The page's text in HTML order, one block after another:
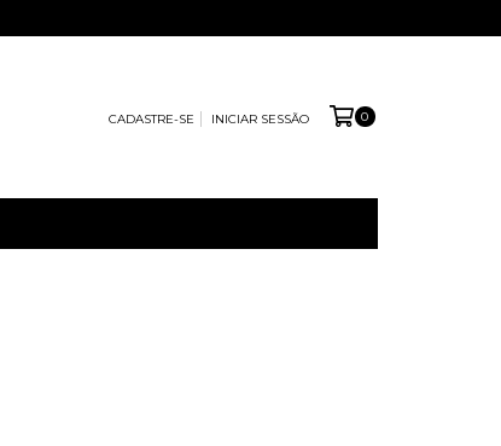
CADASTRE-SE INICIAR SESSÃO 0